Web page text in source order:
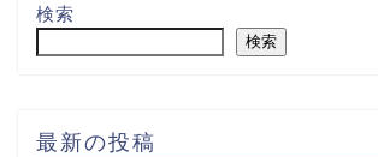
検索
検索
最新の投稿